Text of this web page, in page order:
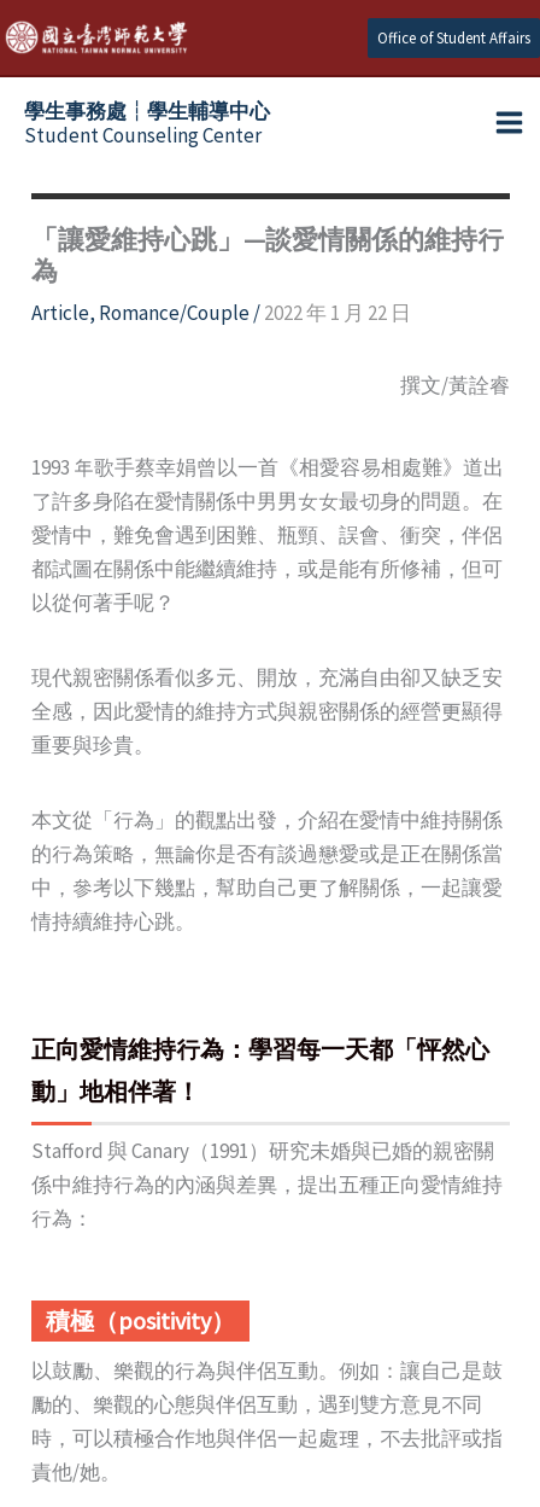
Skip
to
content
Office of Student Affairs
學生事務處┆學生輔導中心
Student Counseling Center
「讓愛維持心跳」—談愛情關係的維持行
為
Article, Romance/Couple/2022 年 1 月 22 日
撰文/黃詮睿
1993 年歌手蔡幸娟曾以一首《相愛容易相處難》道出
了許多身陷在愛情關係中男男女女最切身的問題。在
愛情中，難免會遇到困難、瓶頸、誤會、衝突，伴侶
都試圖在關係中能繼續維持，或是能有所修補，但可
以從何著手呢？
現代親密關係看似多元、開放，充滿自由卻又缺乏安
全感，因此愛情的維持方式與親密關係的經營更顯得
重要與珍貴。
本文從「行為」的觀點出發，介紹在愛情中維持關係
的行為策略，無論你是否有談過戀愛或是正在關係當
中，參考以下幾點，幫助自己更了解關係，一起讓愛
情持續維持心跳。
正向愛情維持行為：學習每一天都「怦然心
動」地相伴著！
Stafford 與 Canary（1991）研究未婚與已婚的親密關
係中維持行為的內涵與差異，提出五種正向愛情維持
行為：
積極（positivity）
以鼓勵、樂觀的行為與伴侶互動。例如：讓自己是鼓
勵的、樂觀的心態與伴侶互動，遇到雙方意見不同
時，可以積極合作地與伴侶一起處理，不去批評或指
責他/她。